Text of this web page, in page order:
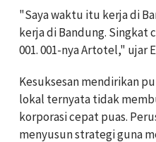
"Saya waktu itu kerja di
kerja di Bandung. Singkat
001. 001-nya Artotel," ujar
Kesuksesan mendirikan
lokal ternyata tidak
korporasi cepat puas.
menyusun strategi guna